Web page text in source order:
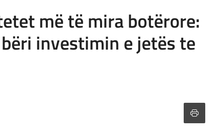
më të mira botërore:
investimin e jetës te